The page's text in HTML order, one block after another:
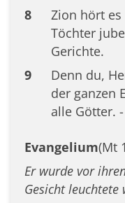
8
Zion hört
Töchter
Gerichte.
9
Denn du,
der ganzen
alle Götter. -
Evangelium(Mt
Er wurde vor
Gesicht leuchtete